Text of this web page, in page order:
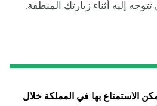
إليه أثناء زيارتك المنطقة.
الاستمتاع بها في المملكة خلال